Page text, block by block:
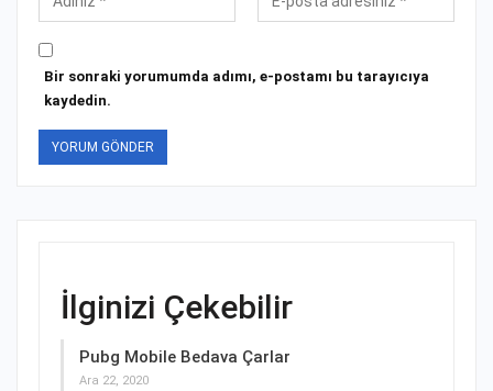
Bir sonraki yorumumda adımı, e-postamı bu tarayıcıya
kaydedin.
İlginizi Çekebilir
Pubg Mobile Bedava Çarlar
Ara 22, 2020